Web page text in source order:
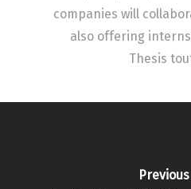
companies will
also offering
Thesis